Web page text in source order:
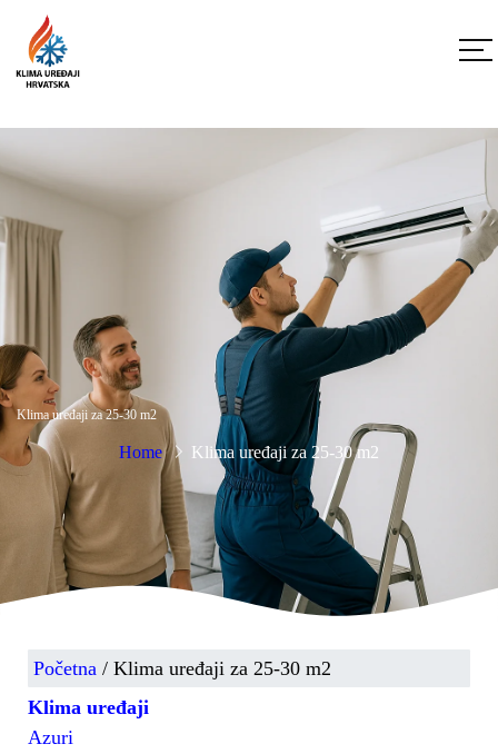
Klima uređaji za 25-30 m2
Home Klima uređaji za 25-30 m2
Početna / Klima uređaji za 25-30 m2
Klima uređaji
Azuri